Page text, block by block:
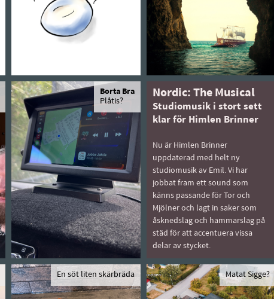
Borta Bra
Plåtis?
Nordic: The Musical
Studiomusik i stort sett
klar för Himlen Brinner
Nu är Himlen Brinner
uppdaterad med helt ny
studiomusik av Emil. Vi har
jobbat fram ett sound som
känns passande för Tor och
Mjölner och lagt in saker som
åsknedslag och hammarslag på
städ för att accentuera vissa
delar av stycket.
En söt liten skärbräda Matat Sigge?